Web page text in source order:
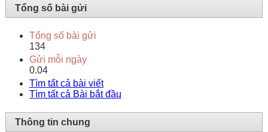
Tổng số bài gửi
Tổng số bài gửi
134
Gửi mỗi ngày
0.04
Tìm tất cả bài viết
Tìm tất cả Bài bắt đầu
Thông tin chung